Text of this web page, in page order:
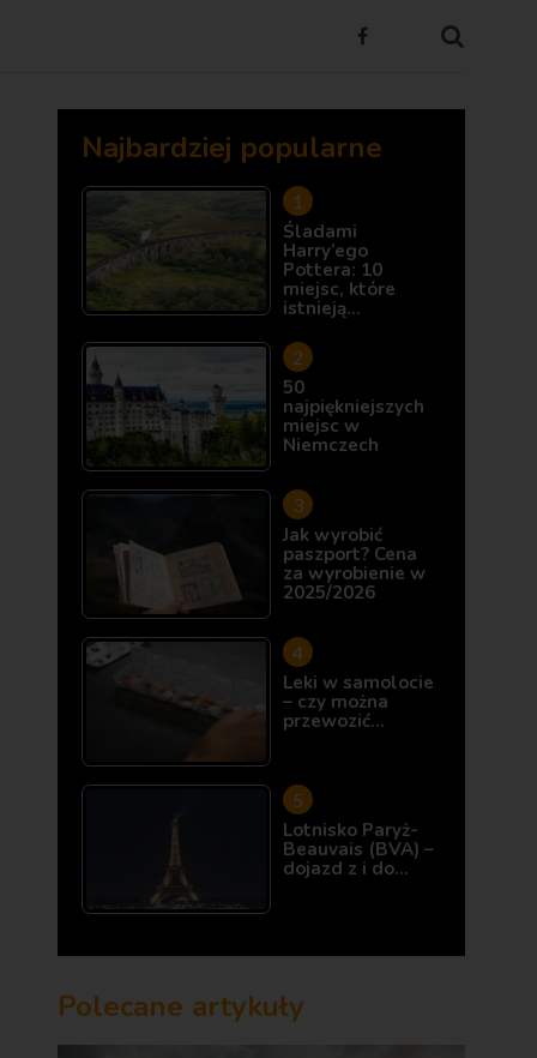
Najbardziej popularne
Śladami
Harry’ego
Pottera: 10
miejsc, które
istnieją…
50
najpiękniejszych
miejsc w
Niemczech
Jak wyrobić
paszport? Cena
za wyrobienie w
2025/2026
Leki w samolocie
– czy można
przewozić…
Lotnisko Paryż-
Beauvais (BVA) –
dojazd z i do…
Polecane artykuły